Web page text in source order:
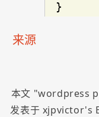
}
来源
本文 "wordpress
发表于 xjpvictor's